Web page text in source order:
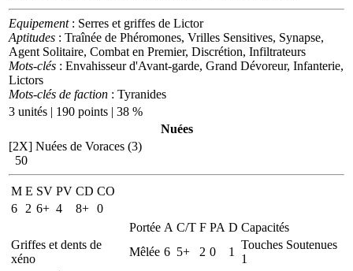
Equipement: Serres et griffes de Lictor
Aptitudes : Traînée de Phéromones, Vrilles Sensitives, Synapse,
Agent Solitaire, Combat en Premier, Discrétion, Infiltrateurs
Mots-clés : Envahisseur d'Avant-garde, Grand Dévoreur, Infanterie,
Lictors
Mots-clés de faction : Tyranides
3 unités | 190 points | 38 %
Nuées
[2X] Nuées de Voraces (3)
50
M E SV PV CD CO
6
2 6+ 4 8+ 0
Portée A C/T F PA D Capacités
Griffes et dents de
xéno
Mêlée 6 5+ 2 0 1
Touches Soutenues
1